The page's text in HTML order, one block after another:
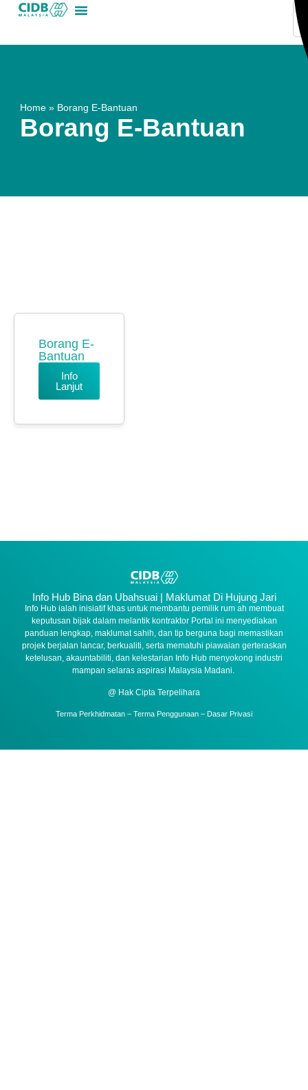
Home » Borang E-Bantuan
Borang E-Bantuan
Borang E-
Bantuan
Info
Lanjut
Info Hub Bina dan Ubahsuai | Maklumat Di Hujung Jari
Info Hub ialah inisiatif khas untuk membantu pemilik rum ah membuat
keputusan bijak dalam melantik kontraktor Portal ini menyediakan
panduan lengkap, maklumat sahih, dan tip berguna bagi memastikan
projek berjalan lancar, berkualiti, serta mematuhi piawaian gerteraskan
ketelusan, akauntabiliti, dan kelestarian Info Hub menyokong industri
mampan selaras aspirasi Malaysia Madani.
@ Hak Cipta Terpelihara
Terma Perkhidmatan – Terma Penggunaan – Dasar Privasi